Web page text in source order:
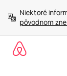
obsah.
Niektoré
pôvodnom